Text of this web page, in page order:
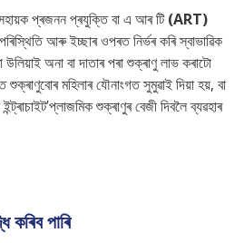
প্ৰজনন প্ৰযুক্তি বা এ আৰ টি(ART)
পৰিস্থিতিআৰু ইচ্ছাৰ ওপৰত নিৰ্ভৰ কৰি স্বাভাৱিক
উলিয়াই অনা বা দাতাৰ পৰা শুক্ৰাণু লাভ কৰাটো
মহিলাৰ যৌনাংগত সুমুৱাই দিয়া হয়, বা
শুক্ৰাণুৰ বেজী দিবলৈ ব্যৱহাৰ
কৰিব পাৰি